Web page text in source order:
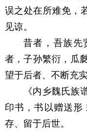
误之处在所难免，
见谅。
昔者，吾族先
者，子孙繁衍，瓜
望于后者、不断充
《内乡魏氏族
印书，书以赠送形
存、留于后世。